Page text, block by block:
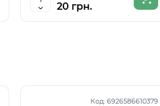
20 грн.
Код: 6926586610379